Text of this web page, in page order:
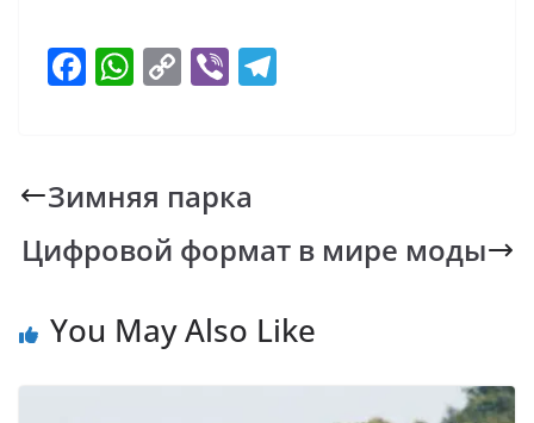
F
b
o
o
W
s
A
p
C
y
Li
n
Vi
m
Зимняя парка
Цифровой формат в мире моды
You May Also Like